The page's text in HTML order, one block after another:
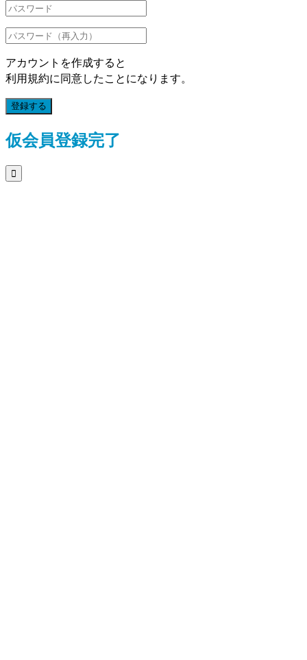
アカウントを作成すると
利用規約に同意したことになります。
登録する
仮会員登録完了
